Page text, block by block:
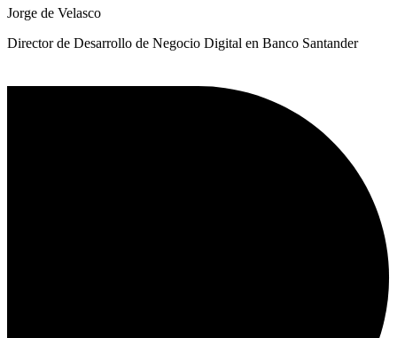
Jorge de Velasco
Director de Desarrollo de Negocio Digital en Banco Santander